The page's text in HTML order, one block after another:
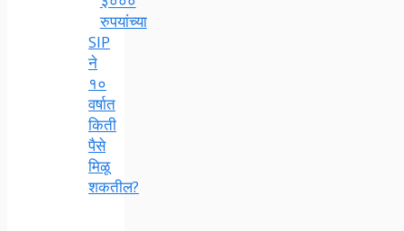
रुपयांच्या
SIP
ने
१०
वर्षात
किती
पैसे
मिळू
शकतील?